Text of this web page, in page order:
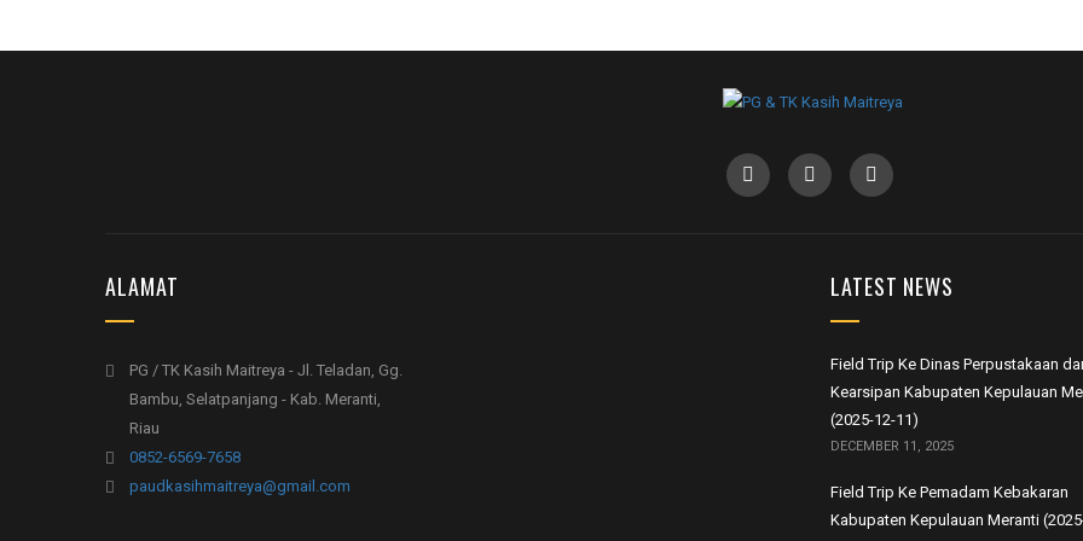
ALAMAT
PG / TK Kasih Maitreya - Jl. Teladan, Gg.
Bambu, Selatpanjang - Kab. Meranti,
Riau
0852-6569-7658
paudkasihmaitreya@gmail.com
LATEST NEWS
Field Trip Ke Dinas Perpustakaan
Kearsipan Kabupaten Kepulauan
(2025-12-11)
DECEMBER 11, 2025
Field Trip Ke Pemadam Kebakaran
Kabupaten Kepulauan Meranti